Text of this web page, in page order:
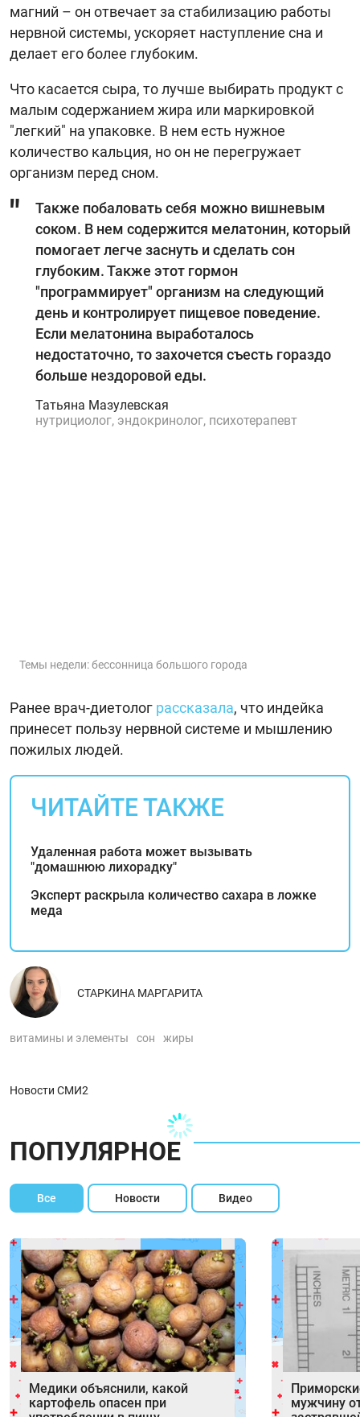
магний – он отвечает за стабилизацию работы
нервной системы, ускоряет наступление сна и
делает его более глубоким.
Что касается сыра, то лучше выбирать продукт с
малым содержанием жира или маркировкой
"легкий" на упаковке. В нем есть нужное
количество кальция, но он не перегружает
организм перед сном.
Также побаловать себя можно вишневым
соком. В нем содержится мелатонин, который
помогает легче заснуть и сделать сон
глубоким. Также этот гормон
"программирует" организм на следующий
день и контролирует пищевое поведение.
Если мелатонина выработалось
недостаточно, то захочется съесть гораздо
больше нездоровой еды.
Татьяна Мазулевская
нутрициолог, эндокринолог, психотерапевт
Темы недели: бессонница большого города
Ранее врач-диетолог рассказала, что индейка
принесет пользу нервной системе и мышлению
пожилых людей.
ЧИТАЙТЕ ТАКЖЕ
Удаленная работа может вызывать
"домашнюю лихорадку"
Эксперт раскрыла количество сахара в ложке
меда
СТАРКИНА МАРГАРИТА
витамины и элементы сон жиры
Новости СМИ2
ПОПУЛЯРНОЕ
Все Новости Видео
Медики объяснили, какой
картофель опасен при
мужчину